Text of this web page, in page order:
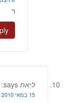
ר
ליאת says:
15 במאי 2010 at 8:47